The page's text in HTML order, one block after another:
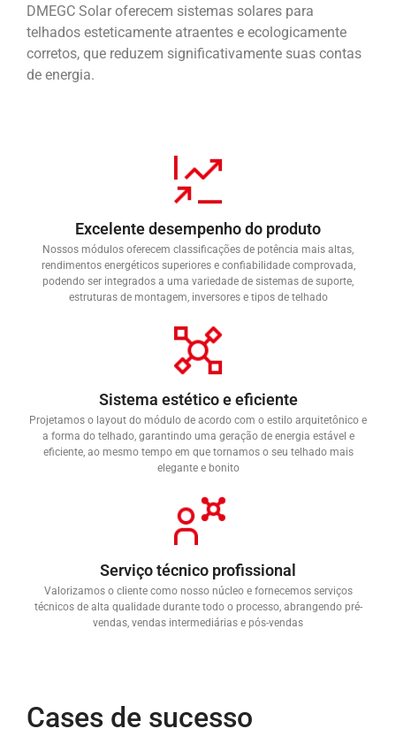
DMEGC Solar oferecem sistemas solares para
telhados esteticamente atraentes e ecologicamente
corretos, que reduzem significativamente suas contas
de energia.
Excelente desempenho do produto
Nossos módulos oferecem classificações de potência mais altas,
rendimentos energéticos superiores e confiabilidade comprovada,
podendo ser integrados a uma variedade de sistemas de suporte,
estruturas de montagem, inversores e tipos de telhado
Sistema estético e eficiente
Projetamos o layout do módulo de acordo com o estilo arquitetônico e
a forma do telhado, garantindo uma geração de energia estável e
eficiente, ao mesmo tempo em que tornamos o seu telhado mais
elegante e bonito
Serviço técnico profissional
Valorizamos o cliente como nosso núcleo e fornecemos serviços
técnicos de alta qualidade durante todo o processo, abrangendo pré-
vendas, vendas intermediárias e pós-vendas
Cases de sucesso